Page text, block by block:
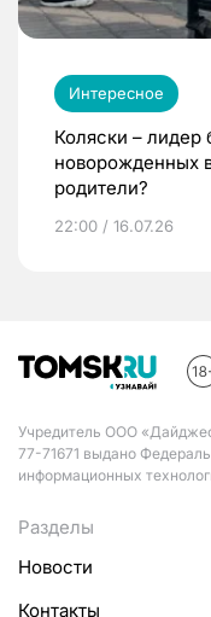
Интересное
Коляски – лидер
новорожденных
родители?
22:00 / 16.07.26
Учредитель ООО
77-71671 выдано
информационных
Разделы
Новости
Контакты